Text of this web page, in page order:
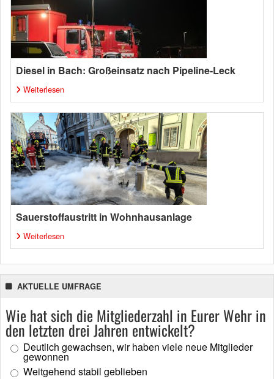
Diesel in Bach: Großeinsatz nach Pipeline-Leck
Weiterlesen
Sauerstoffaustritt in Wohnhausanlage
Weiterlesen
AKTUELLE UMFRAGE
Wie hat sich die Mitgliederzahl in Eurer Wehr in
den letzten drei Jahren entwickelt?
Deutlich gewachsen, wir haben viele neue Mitglieder
gewonnen
Weitgehend stabil geblieben